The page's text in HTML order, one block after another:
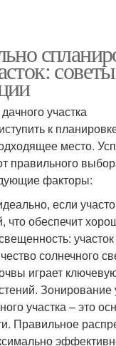
участка
к
место.
правильного
факторы:
если
что обеспечит
солнечного
играет
Зонирование
участка – это
Правильное